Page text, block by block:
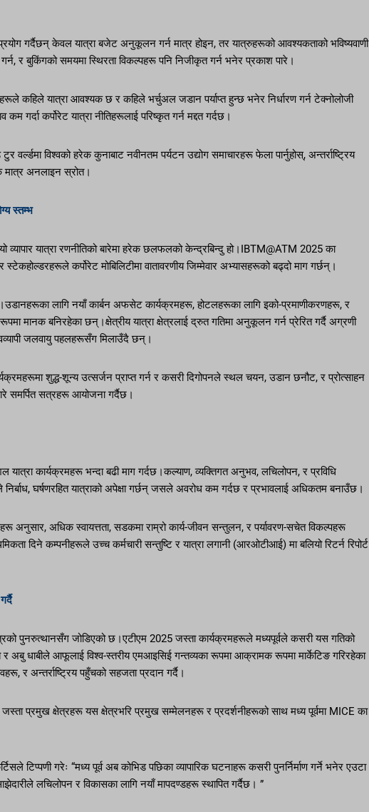
गर्दैछन् केवल यात्रा बजेट अनुकूलन गर्न मात्र होइन, तर यात्रुहरूको आवश्यकताको भविष्यवाणी
र बुकिंगको समयमा स्थिरता विकल्पहरू पनि निजीकृत गर्न भनेर प्रकाश पारे।
कहिले यात्रा आवश्यक छ र कहिले भर्चुअल जडान पर्याप्त हुन्छ भनेर निर्धारण गर्न टेक्नोलोजी
गर्दा कर्पोरेट यात्रा नीतिहरूलाई परिष्कृत गर्न मद्दत गर्दछ।
वर्ल्डमा विश्वको हरेक कुनाबाट नवीनतम पर्यटन उद्योग समाचारहरू फेला पार्नुहोस्, अन्तर्राष्ट्रिय
मात्र अनलाइन स्रोत।
स्तम्भ
व्यापार यात्रा रणनीतिको बारेमा हरेक छलफलको केन्द्रबिन्दु हो।IBTM@ATM 2025 का
कर्पोरेट मोबिलिटीमा वातावरणीय जिम्मेवार अभ्यासहरूको बढ्दो माग गर्छन्।
लागि नयाँ कार्बन अफसेट कार्यक्रमहरू, होटलहरूका लागि इको-प्रमाणीकरणहरू, र
मानक बनिरहेका छन्।क्षेत्रीय यात्रा क्षेत्रलाई द्रुत गतिमा अनुकूलन गर्न प्रेरित गर्दै अग्रणी
जलवायु पहलहरूसँग मिलाउँदै छन्।
शुद्ध-शून्य उत्सर्जन प्राप्त गर्न र कसरी दिगोपनले स्थल चयन, उडान छनौट, र प्रोत्साहन
समर्पित सत्रहरू आयोजना गर्दैछ।
कार्यक्रमहरू भन्दा बढी माग गर्दछ।कल्याण, व्यक्तिगत अनुभव, लचिलोपन, र प्रविधि
घर्षणरहित यात्राको अपेक्षा गर्छन् जसले अवरोध कम गर्दछ र प्रभावलाई अधिकतम बनाउँछ।
अनुसार, अधिक स्वायत्तता, सडकमा राम्रो कार्य-जीवन सन्तुलन, र पर्यावरण-सचेत विकल्पहरू
दिने कम्पनीहरूले उच्च कर्मचारी सन्तुष्टि र यात्रा लगानी (आरओटीआई) मा बलियो रिटर्न रिपोर्ट
पुनरुत्थानसँग जोडिएको छ।एटीएम 2025 जस्ता कार्यक्रमहरूले मध्यपूर्वले कसरी यस गतिको
अबु धाबीले आफूलाई विश्व-स्तरीय एमआइसिई गन्तव्यका रूपमा आक्रामक रूपमा मार्केटिङ गरिरहेका
र अन्तर्राष्ट्रिय पहुँचको सहजता प्रदान गर्दै।
जस्ता प्रमुख क्षेत्रहरू यस क्षेत्रभरि प्रमुख सम्मेलनहरू र प्रदर्शनीहरूको साथ मध्य पूर्वमा MICE का
टिप्पणी गरेः “मध्य पूर्व अब कोभिड पछिका व्यापारिक घटनाहरू कसरी पुनर्निर्माण गर्ने भनेर एउटा
साझेदारीले लचिलोपन र विकासका लागि नयाँ मापदण्डहरू स्थापित गर्दैछ। ”